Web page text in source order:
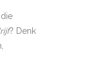
? Denk